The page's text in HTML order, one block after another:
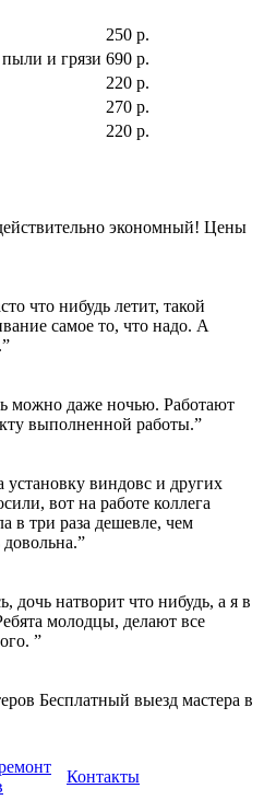
250 р.
и грязи 690 р.
220 р.
270 р.
220 р.
экономный! Цены
что нибудь летит, такой
самое то, что надо. А
можно даже ночью. Работают
выполненной работы.”
установку виндовс и других
вот на работе коллега
в три раза дешевле, чем
дочь натворит что нибудь, а я в
молодцы, делают все
”
Бесплатный выезд мастера в
Контакты